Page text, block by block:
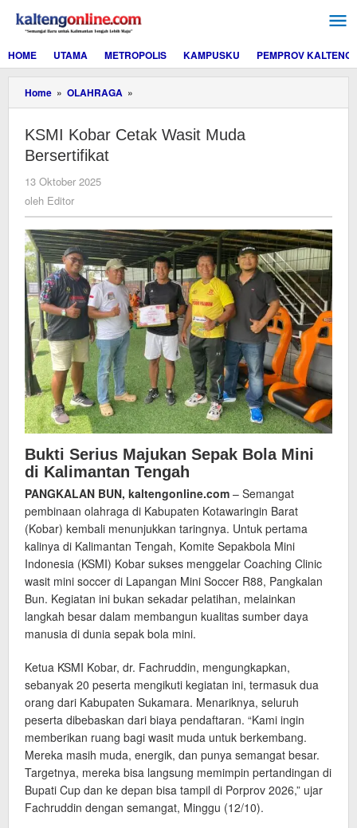
konten
HOME
UTAMA METROPOLIS KAMPUSKU PEMPROV KALTENG
Home » OLAHRAGA »
Kobar
Wasit
KSMI Kobar Cetak Wasit Muda
Bersertifikat
13 Oktober 2025
oleh Editor
Bukti Serius Majukan Sepak Bola Mini
di Kalimantan Tengah
PANGKALAN BUN, kaltengonline.com – Semangat
pembinaan olahraga di Kabupaten Kotawaringin Barat
(Kobar) kembali menunjukkan taringnya. Untuk pertama
kalinya di Kalimantan Tengah, Komite Sepakbola Mini
Indonesia (KSMI) Kobar sukses menggelar Coaching Clinic
wasit mini soccer di Lapangan Mini Soccer R88, Pangkalan
Bun. Kegiatan ini bukan sekadar pelatihan, melainkan
langkah besar dalam membangun kualitas sumber daya
manusia di dunia sepak bola mini.
Ketua KSMI Kobar, dr. Fachruddin, mengungkapkan,
sebanyak 20 peserta mengikuti kegiatan ini, termasuk dua
orang dari Kabupaten Sukamara. Menariknya, seluruh
peserta dibebaskan dari biaya pendaftaran. “Kami ingin
memberikan ruang bagi wasit muda untuk berkembang.
Mereka masih muda, energik, dan punya semangat besar.
Targetnya, mereka bisa langsung memimpin pertandingan di
Bupati Cup dan ke depan bisa tampil di Porprov 2026,” ujar
Fachruddin dengan semangat, Minggu (12/10).